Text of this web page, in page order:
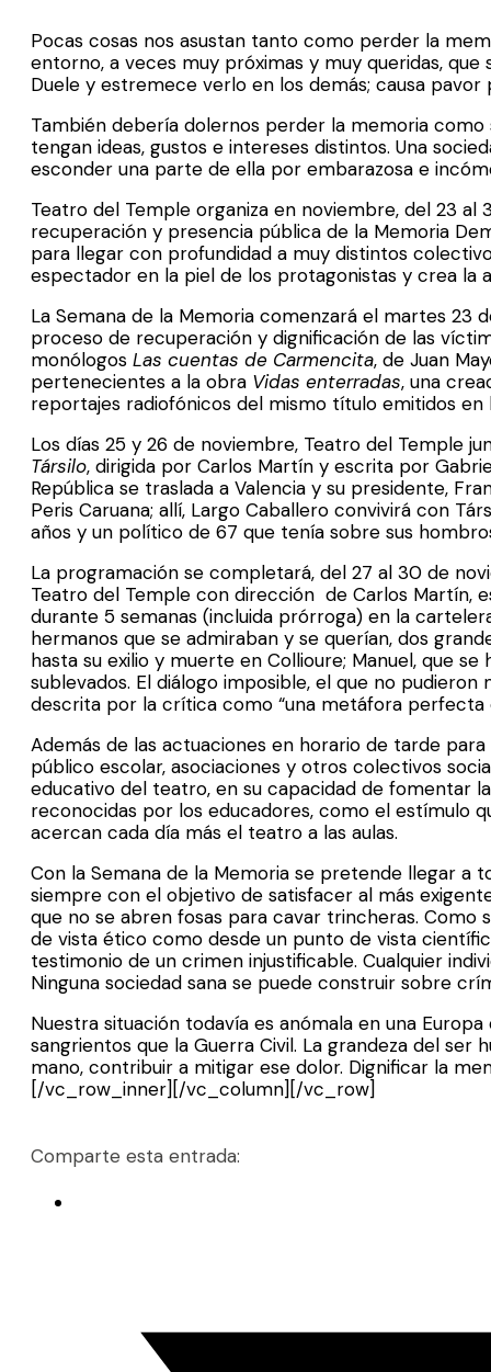
Pocas cosas nos asustan tanto como perder la
entorno, a veces muy próximas y muy queridas,
Duele y estremece verlo en los demás; causa
También debería dolernos perder la memoria como
tengan ideas, gustos e intereses distintos. Una
esconder una parte de ella por embarazosa e
Teatro del Temple organiza en noviembre, del 23 al
recuperación y presencia pública de la Memoria
para llegar con profundidad a muy distintos
espectador en la piel de los protagonistas y crea la
La Semana de la Memoria comenzará el martes
proceso de recuperación y dignificación de las
monólogos Las cuentas de Carmencita, de Juan
pertenecientes a la obra Vidas enterradas, una
reportajes radiofónicos del mismo título emitidos en
Los días 25 y 26 de noviembre, Teatro del Temple
Társilo, dirigida por Carlos Martín y escrita por
República se traslada a Valencia y su presidente,
Peris Caruana; allí, Largo Caballero convivirá con
años y un político de 67 que tenía sobre sus
La programación se completará, del 27 al 30 de
Teatro del Temple con dirección de Carlos Martín,
durante 5 semanas (incluida prórroga) en la
hermanos que se admiraban y se querían, dos
hasta su exilio y muerte en Collioure; Manuel, que
sublevados. El diálogo imposible, el que no
descrita por la crítica como “una metáfora perfecta
Además de las actuaciones en horario de tarde
público escolar, asociaciones y otros colectivos
educativo del teatro, en su capacidad de fomentar
reconocidas por los educadores, como el estímulo
acercan cada día más el teatro a las aulas.
Con la Semana de la Memoria se pretende llegar a
siempre con el objetivo de satisfacer al más
que no se abren fosas para cavar trincheras. Como
de vista ético como desde un punto de vista
testimonio de un crimen injustificable. Cualquier
Ninguna sociedad sana se puede construir sobre
Nuestra situación todavía es anómala en una
sangrientos que la Guerra Civil. La grandeza del ser
mano, contribuir a mitigar ese dolor. Dignificar la
[/vc_row_inner][/vc_column][/vc_row]
Comparte esta entrada: